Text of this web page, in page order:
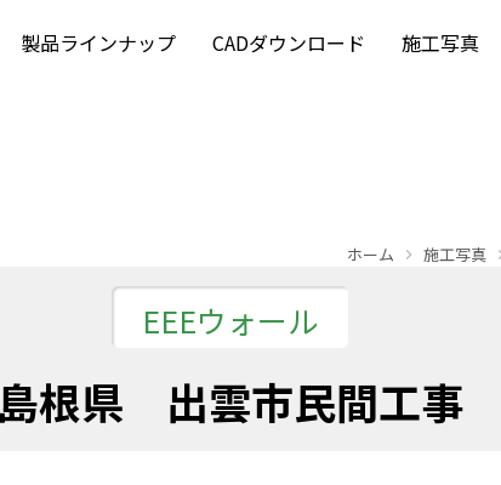
製品ラインナップ CADダウンロード 施工写真
ホーム 施工写真
EEEウォール
島根県 出雲市民間工事